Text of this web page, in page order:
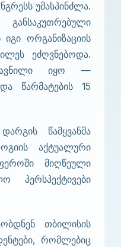
უმასპინძლა.
ორგანიზაციის
ეძღვნებოდა.
იყო —
წარმატების 15
წამყვანმა
აქტუალური
მიღწეული
პერსპექტივები
თბილისის
რომლებიც